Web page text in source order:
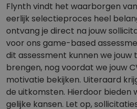
Flynth vindt het waarborgen
eerlijk selectieproces heel
ontvang je direct na jouw
voor ons game-based
dit assessment kunnen we
brengen, nog voordat we jouw
motivatie bekijken. Uiteraard
de uitkomsten. Hierdoor bieden
gelijke kansen. Let op,